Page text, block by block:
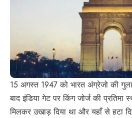
15 अगस्त 1947 को भारत अंग्रेजो की
बाद इंडिया गेट पर किंग जोर्ज की प्रतिमा
मिलकर उखाड़ दिया था और यहाँ से हटा